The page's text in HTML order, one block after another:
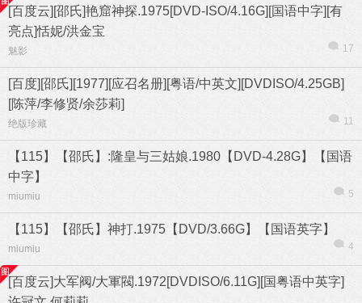
[百度云][邵氏]艳窟神探.1975[DVD-ISO/4.16G][国语中字][有
亮点]恬妮/洪金宝
魅影 17
[百度][邵氏][1977][应召名册][粤语/中英文][DVDISO/4.25GB]
[陈萍/李修贤/余莎莉]
绝版珍藏 11
【115】【邵氏】:隆皇与三姑娘.1980【DVD-4.28G】【国语
中字】
miumiu 5
【115】【邵氏】神打.1975【DVD/3.66G】【国语英字】
miumiu 4
[百度云]大军阀/大軍閥.1972[DVDISO/6.11G][国粤语中英字]